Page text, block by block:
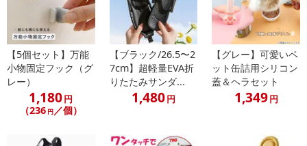
【5個セット】万能
小物固定フック（グ
レー）
1,180円
（236 円／個）
【ブラック/26.5〜2
7cm】超軽量EVA折
りたたみサンダ...
1,480円
【グレー】可愛いペ
ット缶詰用シリコン
蓋＆ヘラセット
1,349円